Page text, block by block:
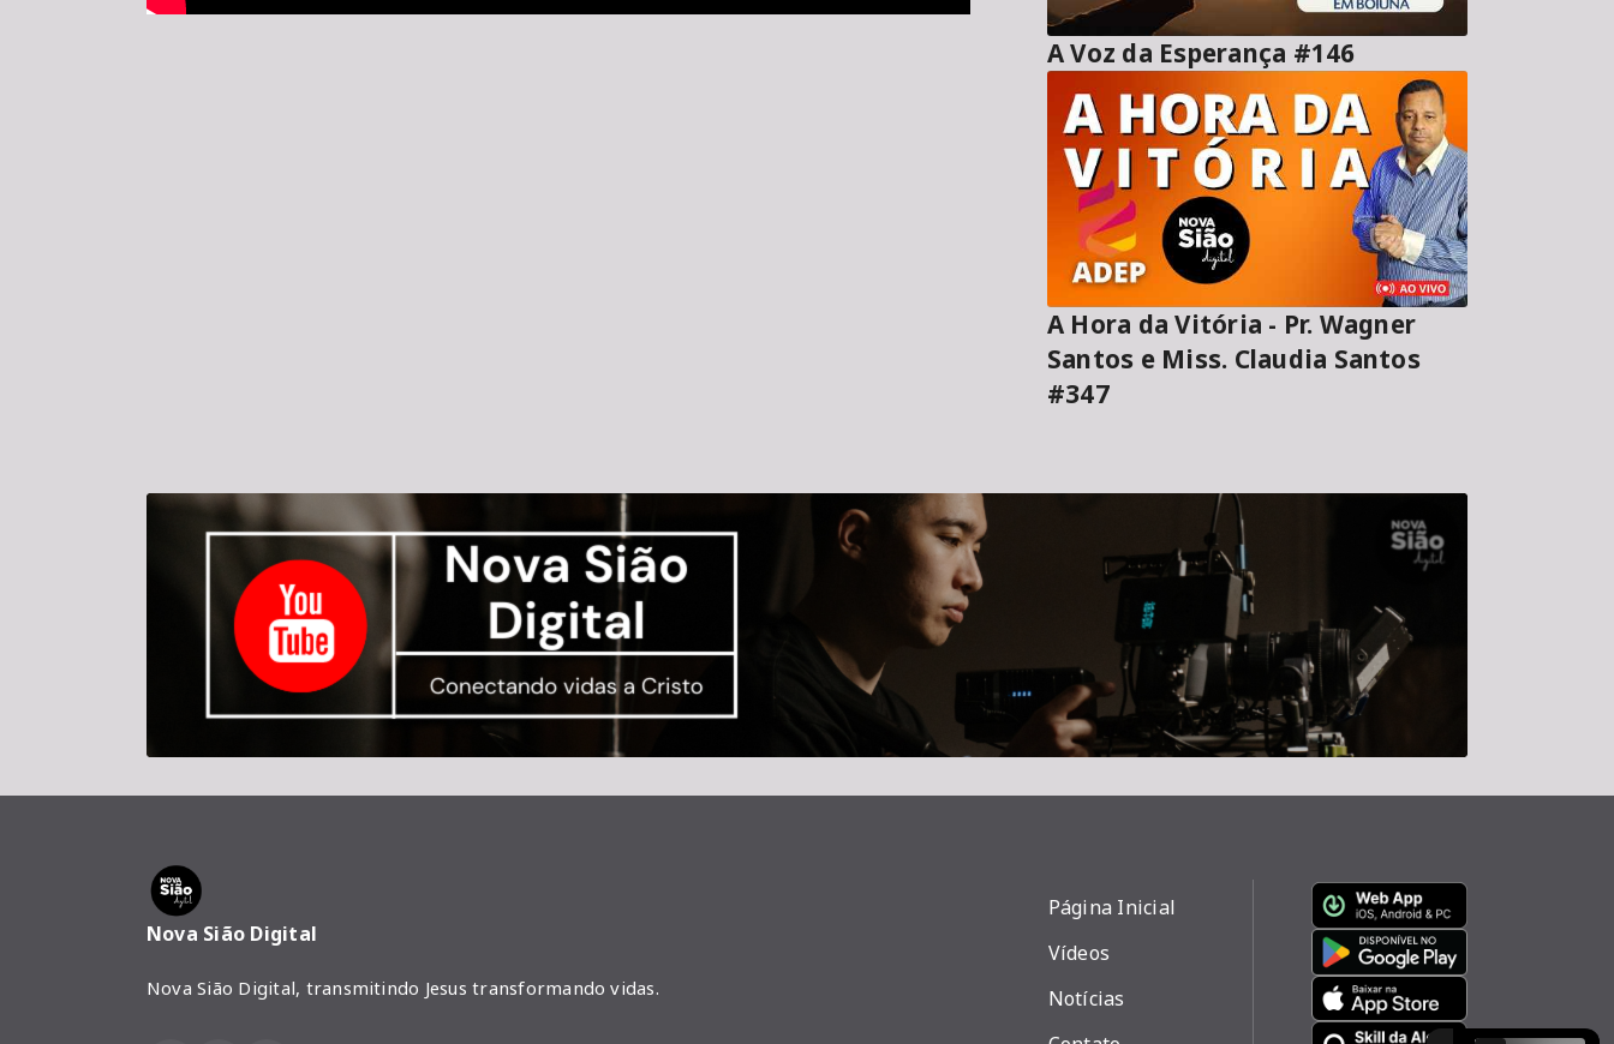
A Voz da Esperança #146
A Hora da Vitória - Pr. Wagner
Santos e Miss. Claudia Santos
#347
Nova Sião Digital
Nova Sião Digital, transmitindo Jesus transformando vidas.
Página Inicial
Vídeos
Notícias